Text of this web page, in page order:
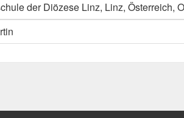
der Diözese Linz, Linz, Österreich,